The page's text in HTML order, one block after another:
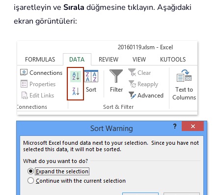
işaretleyin ve Sırala düğmesine tıklayın. Aşağıdaki
ekran görüntüleri: